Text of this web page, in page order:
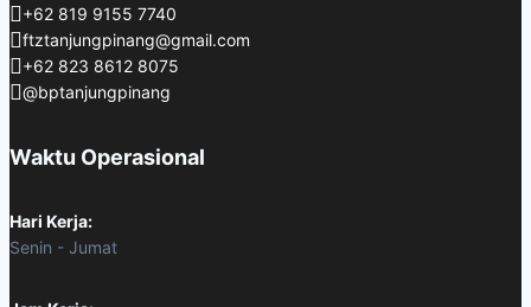
+62 819 9155 7740
ftztanjungpinang@gmail.com
+62 823 8612 8075
@bptanjungpinang
Waktu Operasional
Hari Kerja:
Senin - Jumat